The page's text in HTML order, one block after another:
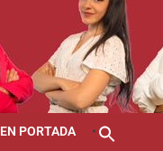
EN PORTADA